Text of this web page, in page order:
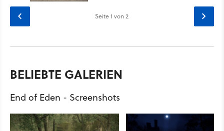
Seite1 von 2
BELIEBTE GALERIEN
End of Eden - Screenshots